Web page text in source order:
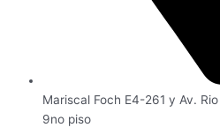
Mariscal Foch E4-261 y Av.
9no piso